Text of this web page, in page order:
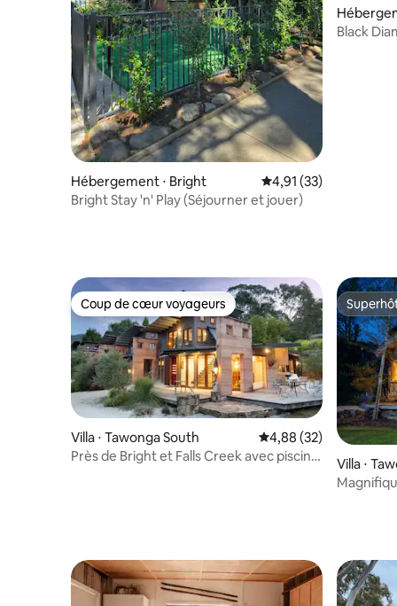
Hébergement ⋅ Bright Évaluation moyenne
4,91 (33)
Bright Stay 'n' Play (Séjourner et jouer)
Black
Coup de cœur voyageurs
Coup de cœur voyageurs
Villa ⋅ Tawonga South Évaluation moyenne
4,88 (32)
Près de Bright et Falls Creek avec piscine
Villa ⋅
| près de